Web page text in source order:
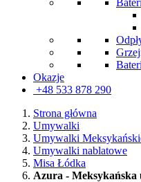
Okazje
+48 533 878 290
Strona główna
Umywalki
Umywalki
Umywalki nablatowe
Misa Łódka
Azura - Meksykańska